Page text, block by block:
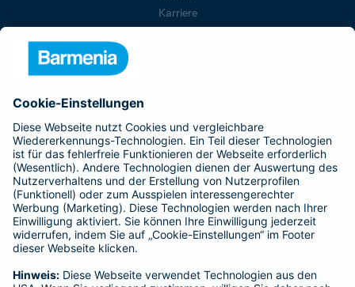
Karriere
Barmenia ist Teil der BarmeniaGothaer
BELIEBTE SEITEN
Kranken-Zusatzversicherung
Tierversicherungen
Haftpflichtversicherung
Hausratversicherung